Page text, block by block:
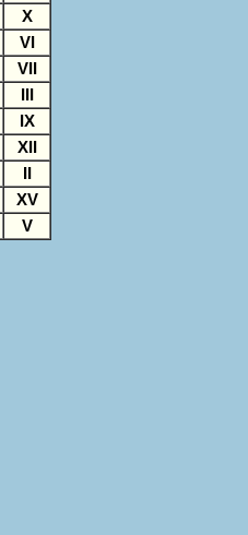
X
VI
VII
IX
XII
XV
V